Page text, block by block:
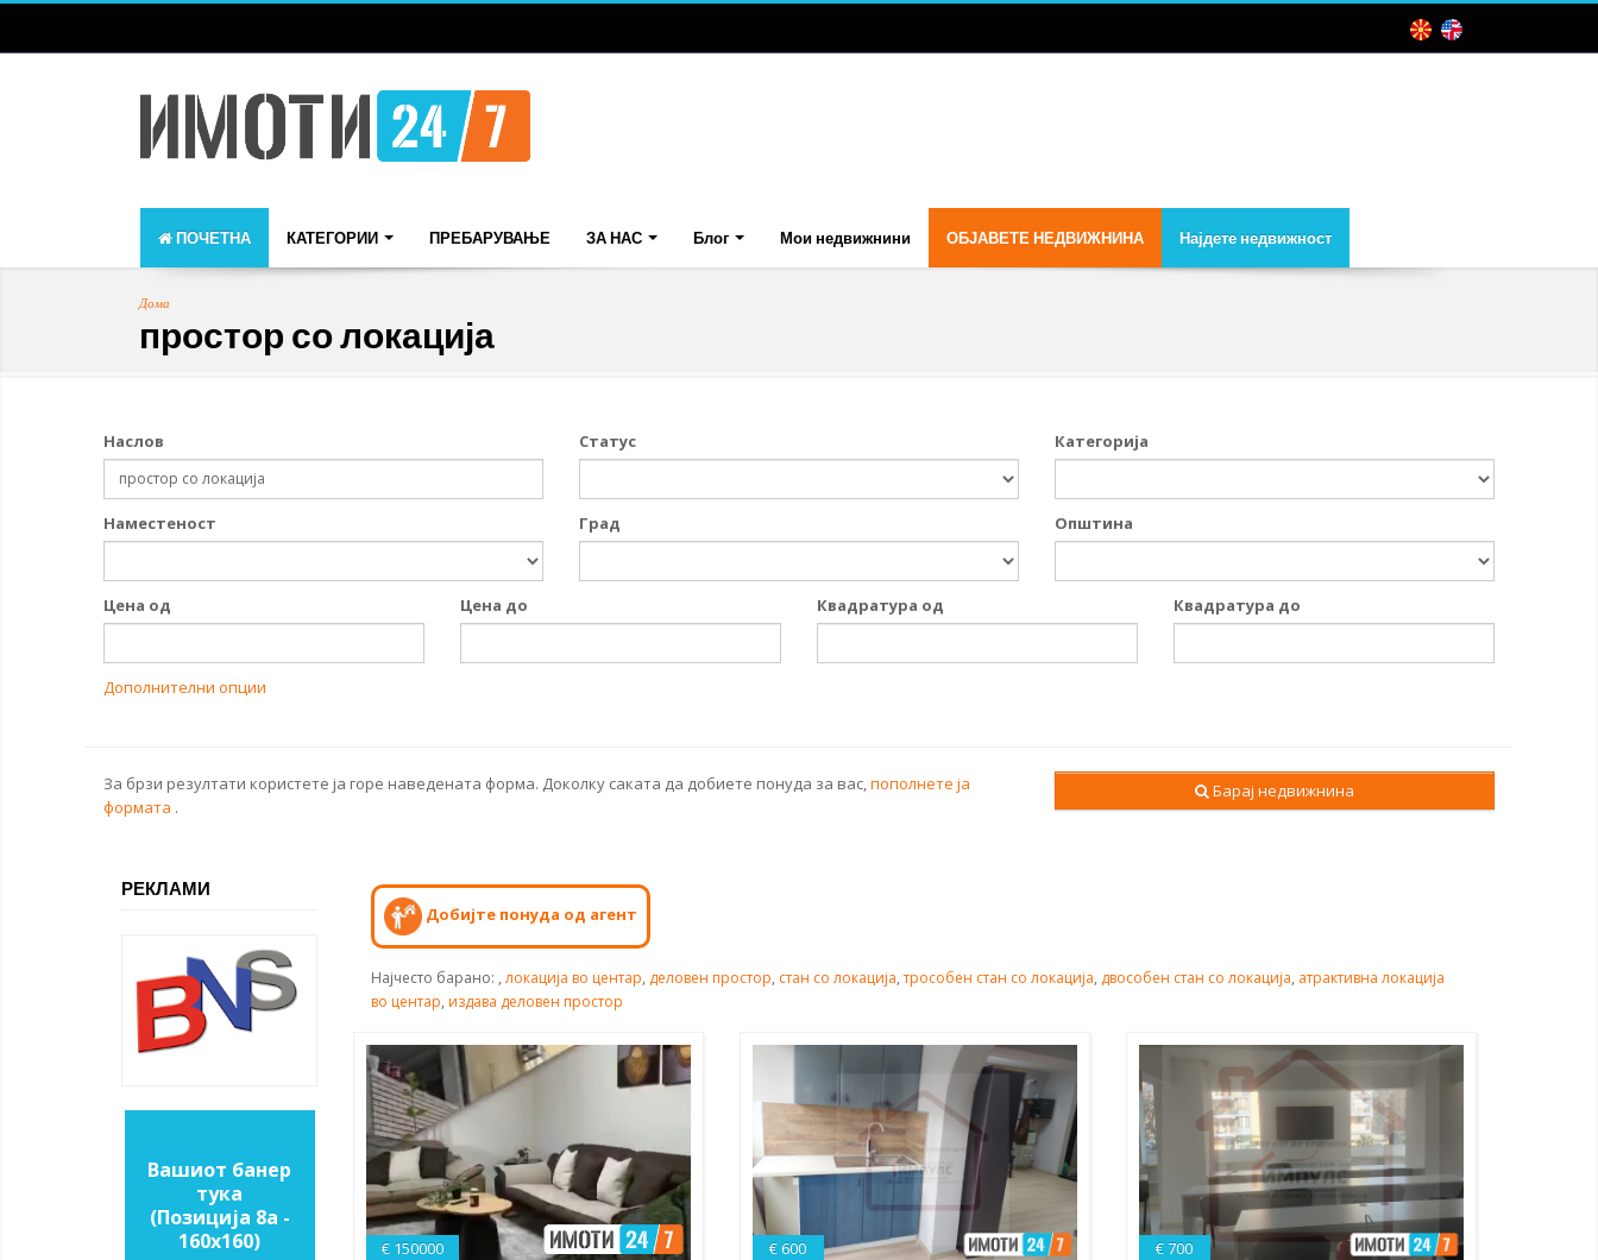
ПОЧЕТНА КАТЕГОРИИ ПРЕБАРУВАЊЕ ЗА НАС Блог Мои недвижнини ОБЈАВЕТЕ НЕДВИЖНИНА Најдете недвижност
Дома
простор со локација
Наслов Статус Категорија
Наместеност Град Општина
Цена од Цена до Квадратура од Квадратура до
Дополнителни опции
За брзи резултати користете ја горе наведената форма. Доколку саката да добиете понуда за вас,пополнете ја
формата .
Барај недвижнина
РЕКЛАМИ
Вашиот банер
тука
(Позиција 8a -
160х160)
Добијте понуда од агент
Најчесто барано: , локација во центар, деловен простор, стан со локација,трособен стан со локација, двособен стан со локација, атрактивна локација
во центар, издава деловен простор
€ 150000 € 600 € 700